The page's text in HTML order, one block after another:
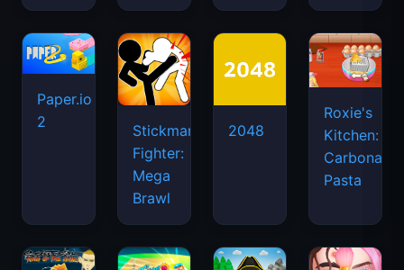
Paper.io
2
Stickman
Fighter:
Mega
Brawl
2048
Roxie's
Kitchen:
Carbonara
Pasta